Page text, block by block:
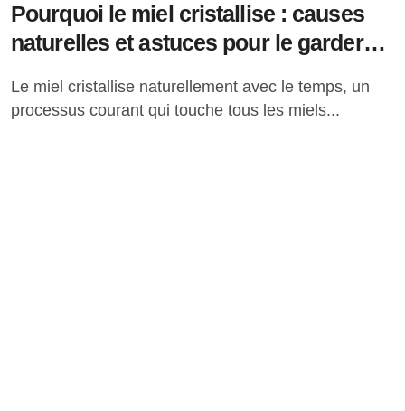
Pourquoi le miel cristallise : causes
naturelles et astuces pour le garder
Le miel cristallise naturellement avec le temps, un
processus courant qui touche tous les miels...